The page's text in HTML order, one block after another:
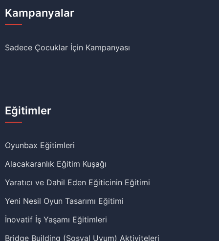
Kampanyalar
Sadece Çocuklar İçin Kampanyası
Eğitimler
Oyunbax Eğitimleri
Alacakaranlık Eğitim Kuşağı
Yaratıcı ve Dahil Eden Eğiticinin Eğitimi
Yeni Nesil Oyun Tasarımı Eğitimi
İnovatif İş Yaşamı Eğitimleri
Bridge Building (Sosyal Uyum) Aktiviteleri